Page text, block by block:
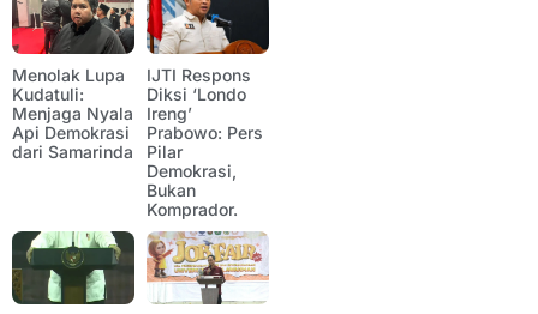
Menolak Lupa
Kudatuli:
Menjaga Nyala
Api Demokrasi
dari Samarinda
IJTI Respons
Diksi ‘Londo
Ireng’
Prabowo: Pers
Pilar
Demokrasi,
Bukan
Komprador.